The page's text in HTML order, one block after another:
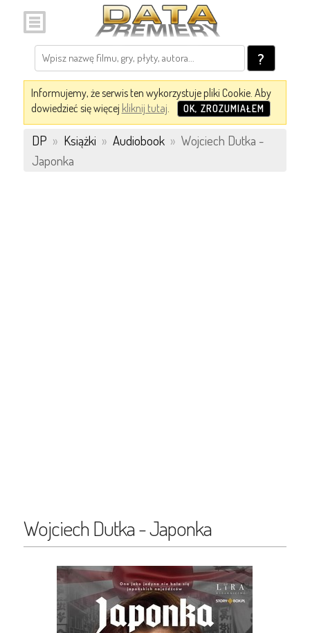
?
Informujemy, że serwis ten wykorzystuje pliki Cookie. Aby
dowiedzieć się więcej kliknij tutaj. OK, ZROZUMIAŁEM
DP » Książki » Audiobook » Wojciech Dutka -
Japonka
Wojciech Dutka - Japonka